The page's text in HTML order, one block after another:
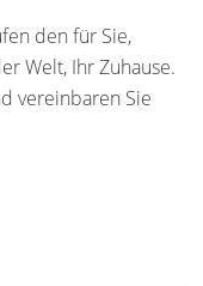
den für Sie,
Welt, Ihr Zuhause.
vereinbaren Sie